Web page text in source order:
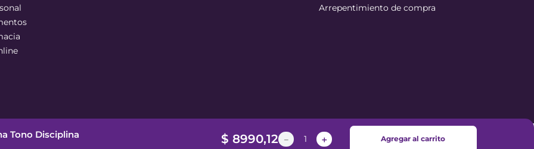
Tono Disciplina $ 8990,12 ＋
－ Agregar al carrito
Arrepentimiento de compra